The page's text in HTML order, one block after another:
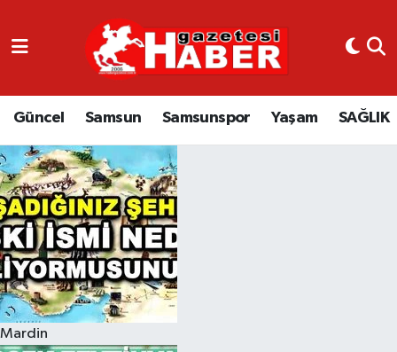
Güncel Samsun Samsunspor Yaşam SAĞLIK
Mardin
GÜNCEL
SAMSUN
SAMSUNSPOR
EKONOMİ
YAŞAM